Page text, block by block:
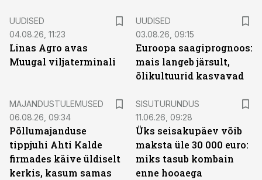
UUDISED
04.08.26, 11:23
Linas Agro avas
Muugal viljaterminali
UUDISED
03.08.26, 09:15
Euroopa saagiprognoos:
mais langeb järsult,
õlikultuurid kasvavad
MAJANDUSTULEMUSED
06.08.26, 09:34
Põllumajanduse
tippjuhi Ahti Kalde
firmades käive üldiselt
kerkis, kasum samas
SISUTURUNDUS
11.06.26, 09:28
Üks seisakupäev võib
maksta üle 30 000 euro:
miks tasub kombain
enne hooaega